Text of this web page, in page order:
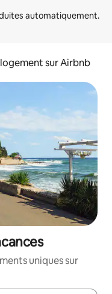
sur Airbnb
uniques sur